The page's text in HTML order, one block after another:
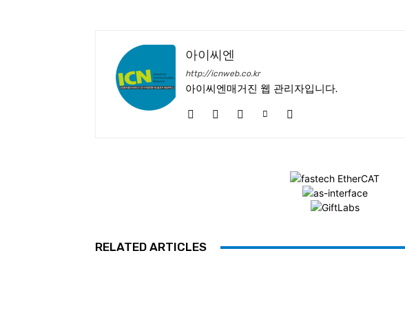
아이씨엔
http://icnweb.co.kr
아이씨엔매거진 웹 관리자입니다.
RELATED ARTICLES